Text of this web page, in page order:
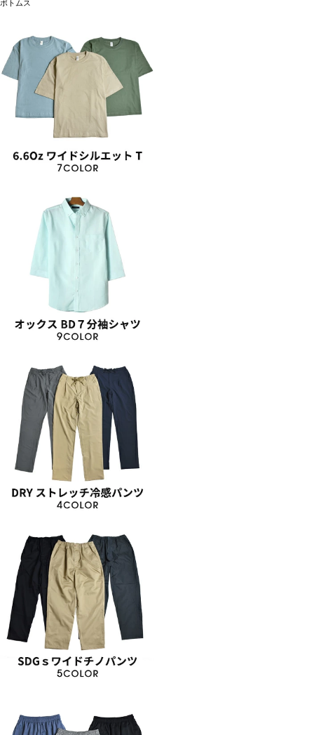
ボトムス